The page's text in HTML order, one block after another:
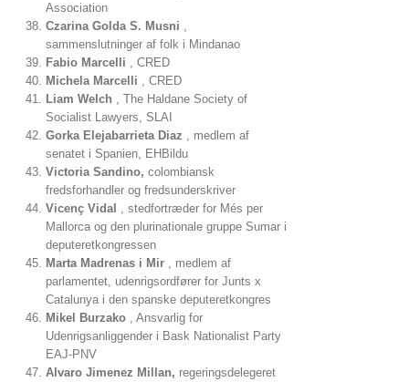
Association
Czarina Golda S. Musni ,
sammenslutninger af folk i Mindanao
Fabio Marcelli , CRED
Michela Marcelli , CRED
Liam Welch , The Haldane Society of
Socialist Lawyers, SLAI
Gorka Elejabarrieta Diaz , medlem af
senatet i Spanien, EHBildu
Victoria Sandino, colombiansk
fredsforhandler og fredsunderskriver
Vicenç Vidal , stedfortræder for Més per
Mallorca og den plurinationale gruppe Sumar i
deputeretkongressen
Marta Madrenas i Mir , medlem af
parlamentet, udenrigsordfører for Junts x
Catalunya i den spanske deputeretkongres
Mikel Burzako , Ansvarlig for
Udenrigsanliggender i Bask Nationalist Party
EAJ-PNV
Alvaro Jimenez Millan, regeringsdelegeret